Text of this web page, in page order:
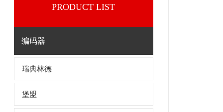
PRODUCT LIST
编码器
瑞典林德
堡盟